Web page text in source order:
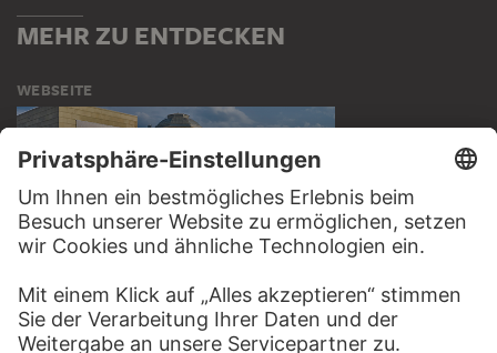
MEHR ZU ENTDECKEN
WEBSEITE
BESUCHEN SIE DAS
STÄDEL MUSEUM